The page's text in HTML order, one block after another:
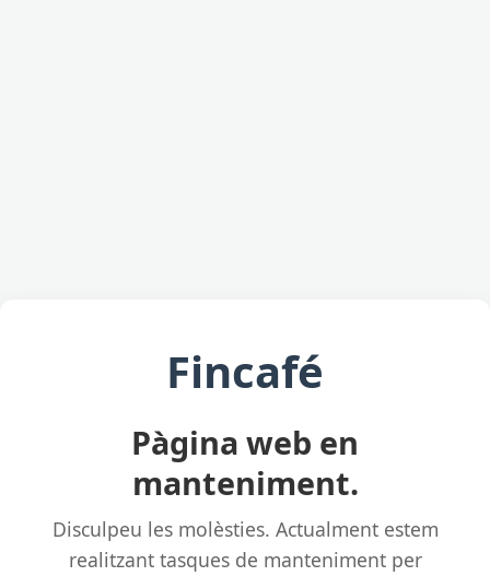
Fincafé
Pàgina web en
manteniment.
Disculpeu les molèsties. Actualment estem
realitzant tasques de manteniment per